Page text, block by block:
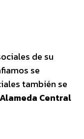
de su
se
también se
Alameda Central